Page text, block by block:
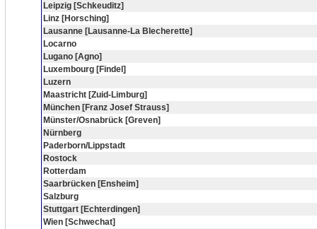
Leipzig [Schkeuditz]
Linz [Horsching]
Lausanne [Lausanne-La Blecherette]
Locarno
Lugano [Agno]
Luxembourg [Findel]
Luzern
Maastricht [Zuid-Limburg]
München [Franz Josef Strauss]
Münster/Osnabrück [Greven]
Nürnberg
Paderborn/Lippstadt
Rostock
Rotterdam
Saarbrücken [Ensheim]
Salzburg
Stuttgart [Echterdingen]
Wien [Schwechat]